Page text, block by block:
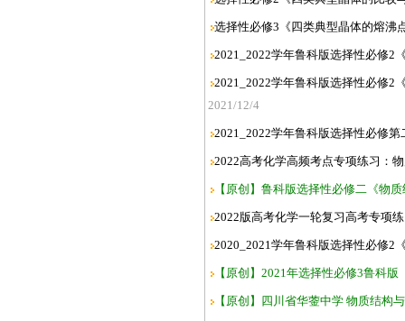
选择性必修3《四类典型晶体的熔沸
2021_2022学年鲁科版选择性必修2
2021_2022学年鲁科版选择性必修2
2021/12/4
2021_2022学年鲁科版选择性必修
2022高考化学高频考点专项练习：
【原创】鲁科版选择性必修二《物
2022版高考化学一轮复习高考专项
2020_2021学年鲁科版选择性必修2
【原创】2021年选择性必修3鲁科
【原创】四川省华蓥中学 物质结构